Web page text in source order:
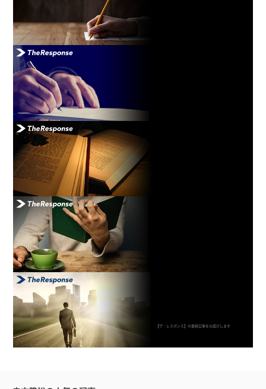
【ザ・レスポンス】の最新記事をお届けします